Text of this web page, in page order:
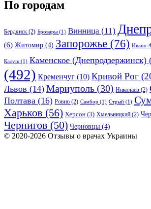
По городам
Бердянск (2) Бровары (1) Винница (11)
(6) Житомир (4) Запорожье (76) Ивано-
Калуш (1) Каменское (Днепродзержинск)
(492) Кременчуг (10) Кривой Рог
Львов (14) Мариуполь (30) Николаев (2)
Полтава (16) Ровно (2) Самбор (1) Стрый (1)
Харьков (56) Херсон (3) Хмельницкий (2)
Чернигов (50) Черновцы (4)
© 2020-2026 Отзывы о врачах Украины